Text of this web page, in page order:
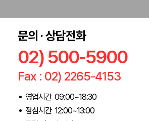
문의 · 상담전화
02) 500-5900
Fax : 02) 2265-4153
영업시간 09:00~18:30
점심시간 12:00~13:00